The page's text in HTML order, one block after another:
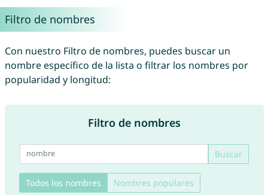
Filtro de nombres
Con nuestro Filtro de nombres, puedes buscar un
nombre específico de la lista o filtrar los nombres por
popularidad y longitud:
Filtro de nombres
Buscar
Todos los nombres Nombres populares